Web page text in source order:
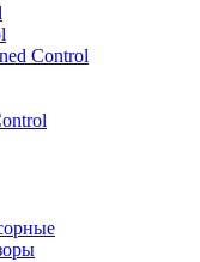
Control